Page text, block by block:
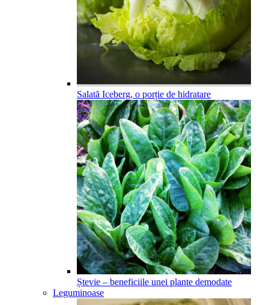
Salată Iceberg, o porție de hidratare
Ștevie – beneficiile unei plante demodate
Leguminoase